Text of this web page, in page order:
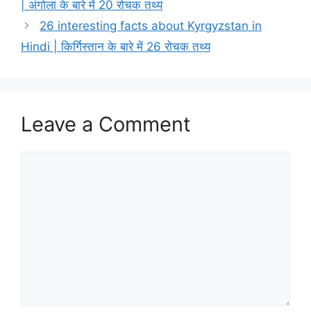
| अंगोला के बारे में 20 रोचक तथ्य
26 interesting facts about Kyrgyzstan in
Hindi | किर्गिस्तान के बारे में 26 रोचक तथ्य
Leave a Comment